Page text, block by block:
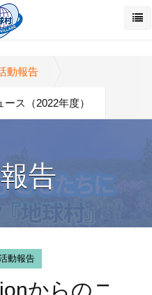
動報告
ス（2022年度）
告
動報告
からのニ